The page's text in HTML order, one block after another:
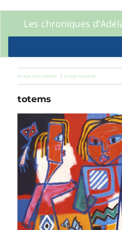
Les chroniques
Image précédente Image suivante
totems